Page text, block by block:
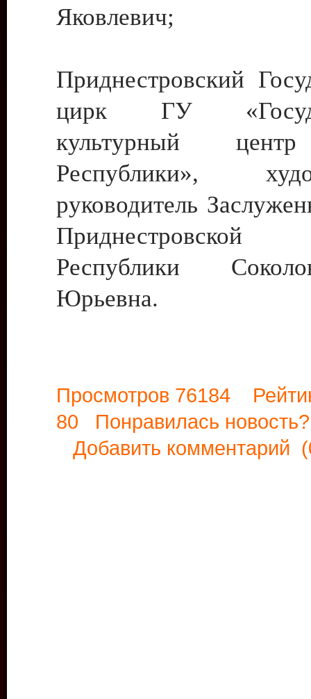
Яковлевич;
Приднестровский
цирк ГУ
культурный
Республики»,
руководитель
Приднестровской
Республики
Юрьевна.
Просмотров 76184
80 Понравилась
Добавить комментарий